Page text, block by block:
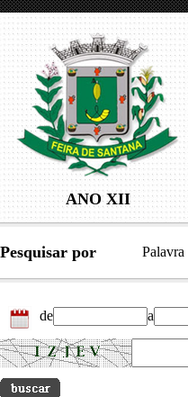
ANO XII
Pesquisar por Palavra
de a